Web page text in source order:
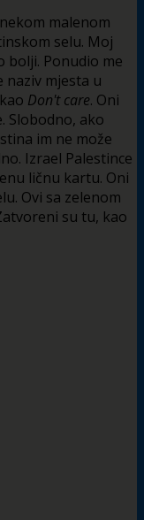
malenom
selu. Moj
bolji. Ponudio me
naziv mjesta u
Don't care. Oni
Slobodno, ako
im ne može
Izrael Palestince
ličnu kartu. Oni
Ovi sa zelenom
su tu, kao